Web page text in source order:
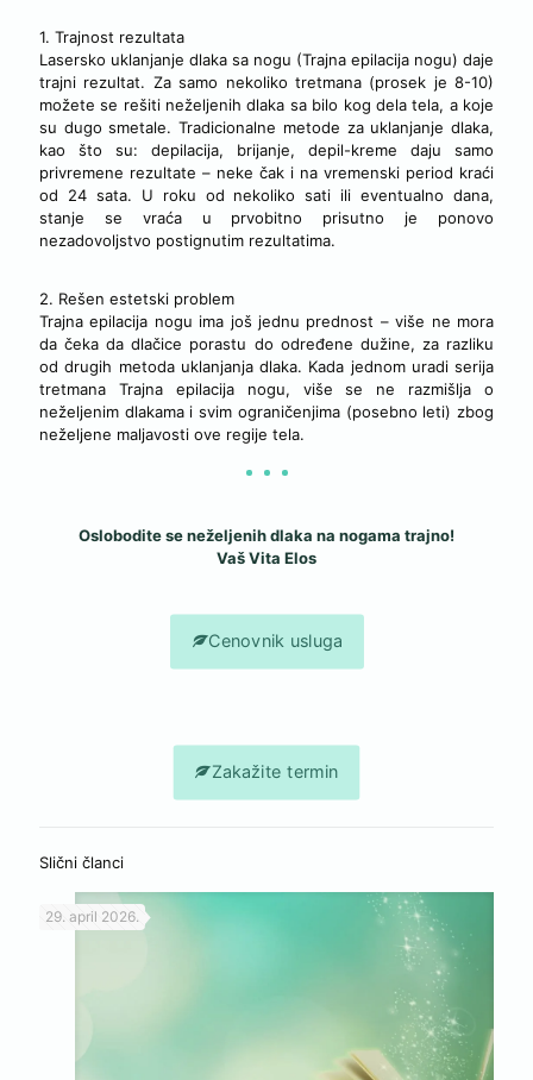
1. Trajnost rezultata
Lasersko uklanjanje dlaka sa nogu (Trajna epilacija nogu) daje
trajni rezultat. Za samo nekoliko tretmana (prosek je 8-10)
možete se rešiti neželjenih dlaka sa bilo kog dela tela, a koje
su dugo smetale. Tradicionalne metode za uklanjanje dlaka,
kao što su: depilacija, brijanje, depil-kreme daju samo
privremene rezultate – neke čak i na vremenski period kraći
od 24 sata. U roku od nekoliko sati ili eventualno dana,
stanje se vraća u prvobitno prisutno je ponovo
nezadovoljstvo postignutim rezultatima.
2. Rešen estetski problem
Trajna epilacija nogu ima još jednu prednost – više ne mora
da čeka da dlačice porastu do određene dužine, za razliku
od drugih metoda uklanjanja dlaka. Kada jednom uradi serija
tretmana Trajna epilacija nogu, više se ne razmišlja o
neželjenim dlakama i svim ograničenjima (posebno leti) zbog
neželjene maljavosti ove regije tela.
Oslobodite se neželjenih dlaka na nogama trajno!
Vaš Vita Elos
Cenovnik usluga
Zakažite termin
Slični članci
29. april 2026.